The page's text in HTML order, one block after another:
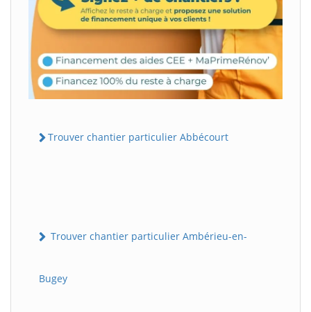
Trouver chantier particulier Abbécourt
Trouver chantier particulier Ambérieu-en-
Bugey